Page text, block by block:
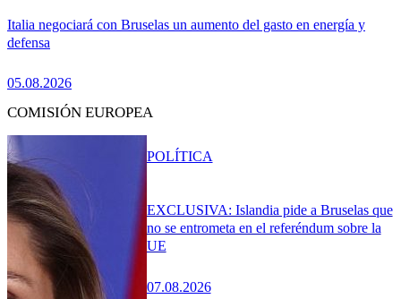
Italia negociará con Bruselas un aumento del gasto en energía y
defensa
05.08.2026
COMISIÓN EUROPEA
EXCLUSIVA: Islandia pide a Bruselas que
no se entrometa en el referéndum sobre la
UE
07.08.2026
POLÍTICA